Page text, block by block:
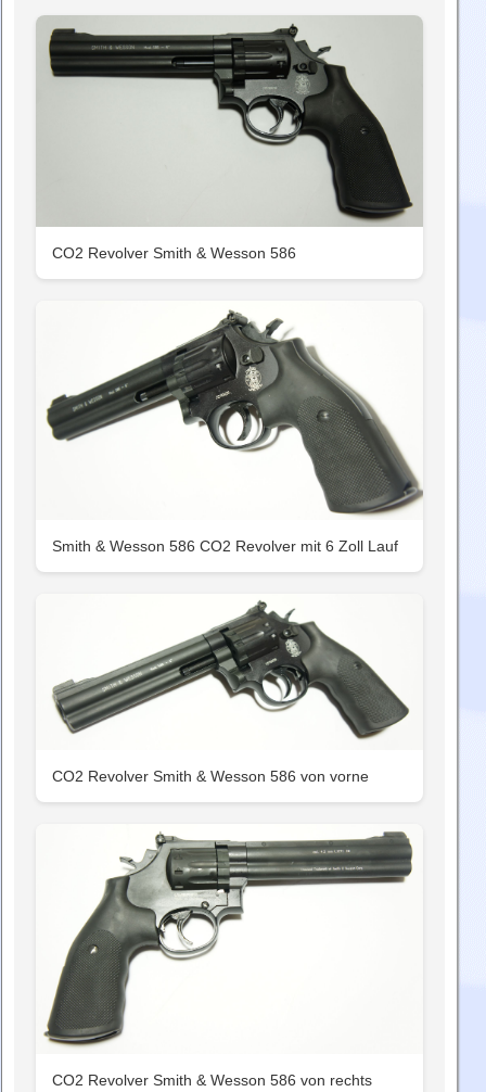
CO2 Revolver Smith & Wesson 586
Smith & Wesson 586 CO2 Revolver mit 6 Zoll Lauf
CO2 Revolver Smith & Wesson 586 von vorne
CO2 Revolver Smith & Wesson 586 von rechts